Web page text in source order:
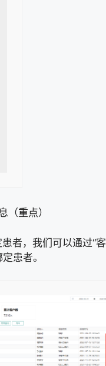
（重点）
者，我们可以通过“客
患者。